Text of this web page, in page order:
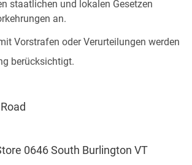
staatlichen und lokalen Gesetzen
an.
Vorstrafen oder Verurteilungen werden
berücksichtigt.
0646 South Burlington VT